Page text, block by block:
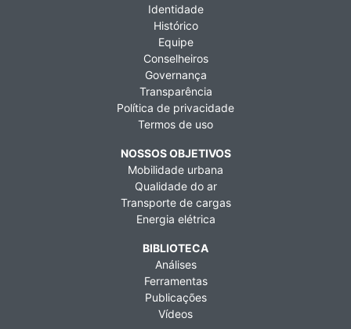
Identidade
Histórico
Equipe
Conselheiros
Governança
Transparência
Política de privacidade
Termos de uso
NOSSOS OBJETIVOS
Mobilidade urbana
Qualidade do ar
Transporte de cargas
Energia elétrica
BIBLIOTECA
Análises
Ferramentas
Publicações
Vídeos